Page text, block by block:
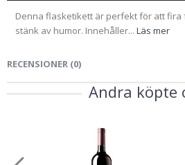
Denna flasketikett är perfekt för att
stänk av humor. Innehåller... Läs mer
RECENSIONER (0)
Andra köpte